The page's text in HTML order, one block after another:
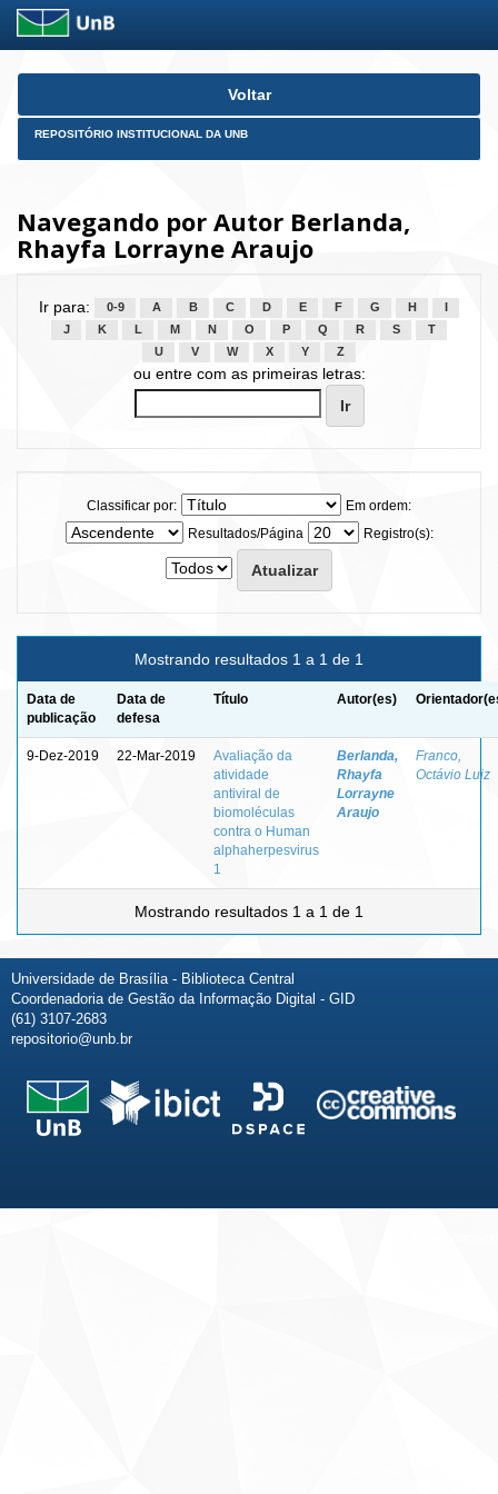
Skip
Voltar
REPOSITÓRIO INSTITUCIONAL DA UNB
Navegando por Autor Berlanda,
Rhayfa Lorrayne Araujo
Ir para: 0-9 A B C D E F G H
J
K L M N O P Q R S
T
U
V W X Y Z
ou entre com as primeiras letras:
Classificar por:
Em ordem:
Resultados/Página
Registro(s):
Mostrando resultados 1 a 1 de 1
Data de
publicação
Data de
defesa
Título Autor(es)
9-Dez-2019 22-Mar-2019
Avaliação da
atividade
antiviral de
biomoléculas
contra o Human
alphaherpesvirus
1
Berlanda,
Rhayfa
Lorrayne
Araujo
Franco,
Octávio Luiz
Mostrando resultados 1 a 1 de 1
Universidade de Brasília - Biblioteca Central
Coordenadoria de Gestão da Informação Digital - GID
(61) 3107-2683
repositorio@unb.br